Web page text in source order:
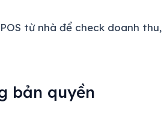
từ nhà để check doanh thu,
bản quyền